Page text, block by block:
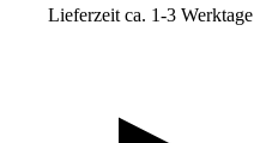
Lieferzeit ca. 1-3 Werktage